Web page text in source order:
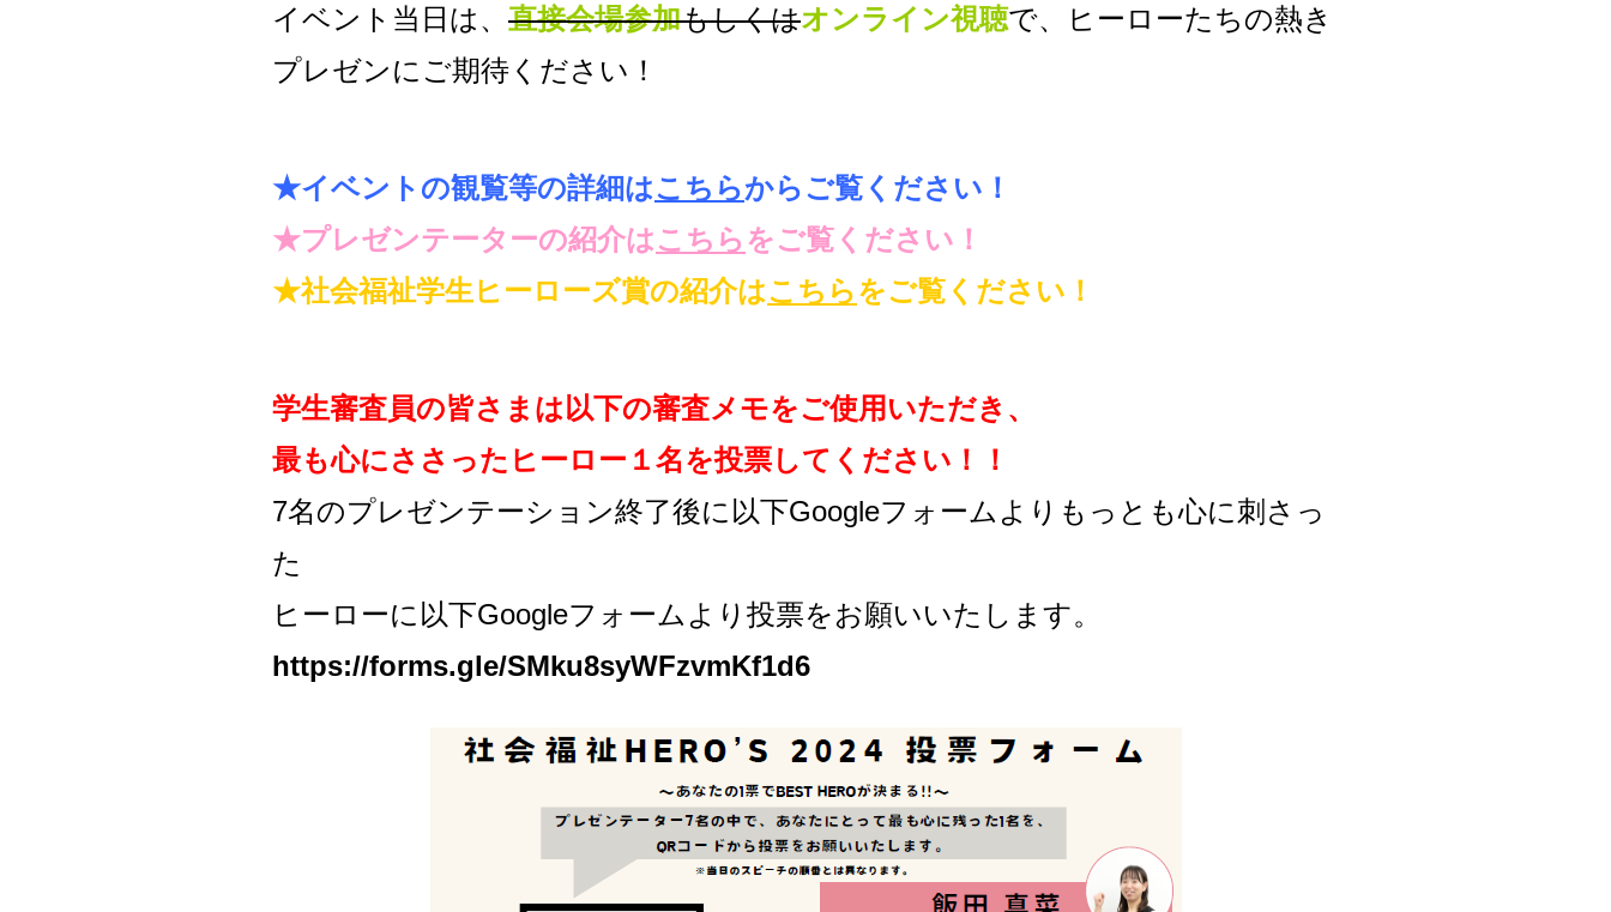
イベント当日は、 直接会場参加もしくはオンライン視聴で、ヒーローたちの熱き
プレゼンにご期待ください！
★イベントの観覧等の詳細はこちらからご覧ください！
★プレゼンテーターの紹介はこちら をご覧ください！
★社会福祉学生ヒーローズ賞の紹介はこちらをご覧ください！
学生審査員の皆さまは以下の審査メモをご使用いただき、
最も心にささったヒーロー１名を投票してください！！
7名のプレゼンテーション終了後に以下Googleフォームよりもっとも心に刺さっ
た
ヒーローに以下Googleフォームより投票をお願いいたします。
https://forms.gle/SMku8syWFzvmKf1d6